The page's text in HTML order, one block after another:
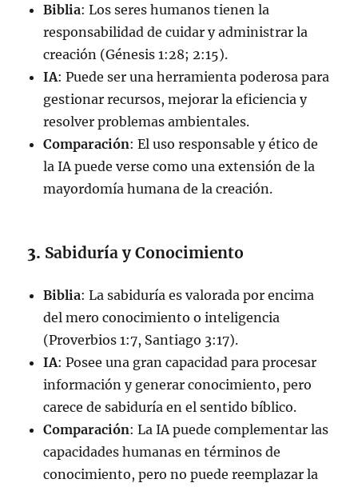
Biblia: Los seres humanos tienen la
responsabilidad de cuidar y administrar la
creación (Génesis 1:28; 2:15).
IA: Puede ser una herramienta poderosa para
gestionar recursos, mejorar la eficiencia y
resolver problemas ambientales.
Comparación: El uso responsable y ético de
la IA puede verse como una extensión de la
mayordomía humana de la creación.
3. Sabiduría y Conocimiento
Biblia: La sabiduría es valorada por encima
del mero conocimiento o inteligencia
(Proverbios 1:7, Santiago 3:17).
IA: Posee una gran capacidad para procesar
información y generar conocimiento, pero
carece de sabiduría en el sentido bíblico.
Comparación: La IA puede complementar las
capacidades humanas en términos de
conocimiento, pero no puede reemplazar la